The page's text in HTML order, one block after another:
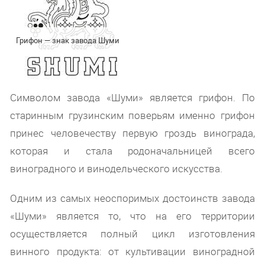
Грифон — знак завода Шуми
Символом завода «Шуми» является грифон. По
старинным грузинским поверьям именно грифон
принес человечеству первую гроздь винограда,
которая и стала родоначальницей всего
виноградного и винодельческого искусства.
Одним из самых неоспоримых достоинств завода
«Шуми» является то, что на его территории
осуществляется полный цикл изготовления
винного продукта: от культивации виноградной